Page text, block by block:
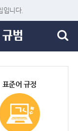
입니다.
표준어 규정